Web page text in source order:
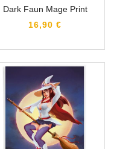
Dark Faun Mage Print
16,90 €